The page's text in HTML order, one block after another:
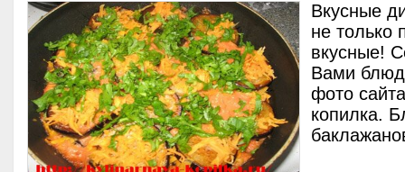
Вкусные
не только
вкусные!
Вами
фото
копилка.